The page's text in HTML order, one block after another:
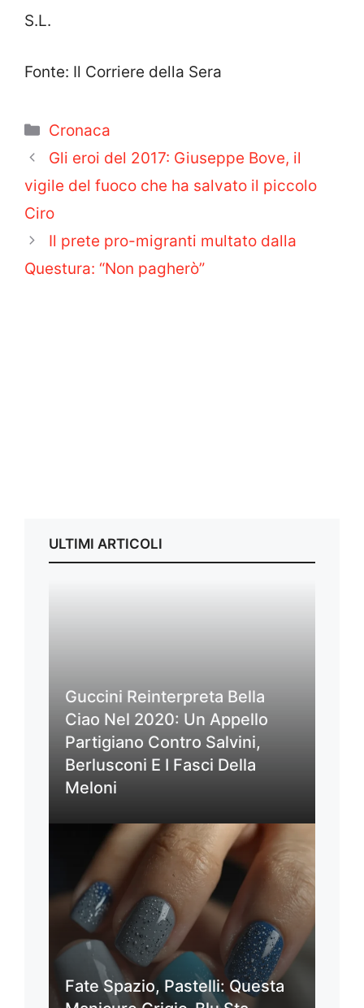
S.L.
Fonte: Il Corriere della Sera
Categorie
Cronaca
Gli eroi del 2017: Giuseppe Bove, il
vigile del fuoco che ha salvato il piccolo
Ciro
Il prete pro-migranti multato dalla
Questura: “Non pagherò”
ULTIMI ARTICOLI
Guccini Reinterpreta Bella
Ciao Nel 2020: Un Appello
Partigiano Contro Salvini,
Berlusconi E I Fasci Della
Meloni
Fate Spazio, Pastelli: Questa